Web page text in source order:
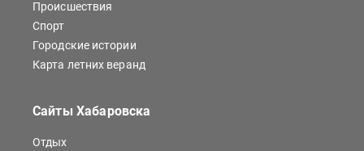
Происшествия
Спорт
Городские истории
Карта летних веранд
Сайты Хабаровска
Отдых